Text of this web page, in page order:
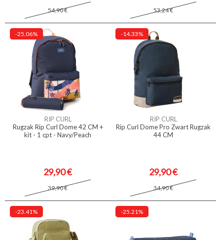
54,90 € 53,24 €
-25.06%
RIP CURL
Rugzak Rip Curl Dome 42 CM +
kit - 1 cpt - Navy/Peach
29,90 €
39,90 €
-14.33%
RIP CURL
Rip Curl Dome Pro Zwart Rugzak
44 CM
29,90 €
34,90 €
-23.41% -25.21%